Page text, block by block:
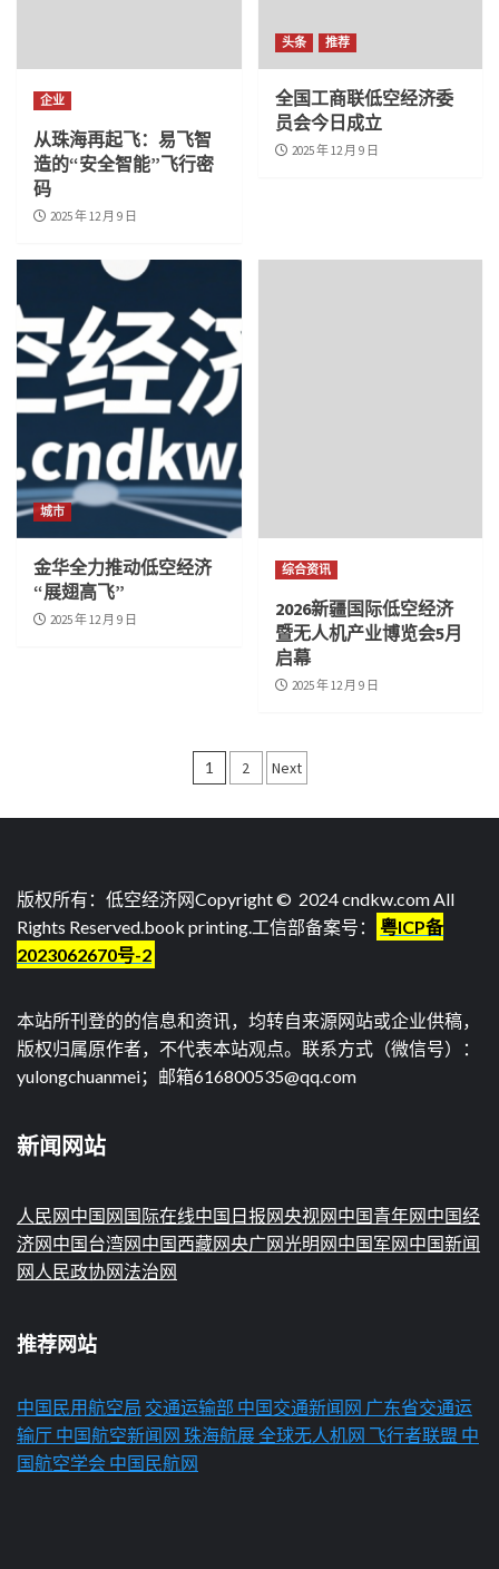
企业
从珠海再起飞：易飞智
造的“安全智能”飞行密
码
2025 年 12 月 9 日
头条 推荐
全国工商联低空经济委
员会今日成立
2025 年 12 月 9 日
城市
金华全力推动低空经济
“展翅高飞”
2025 年 12 月 9 日
综合资讯
2026新疆国际低空经济
暨无人机产业博览会5月
启幕
2025 年 12 月 9 日
文
1 2 Next
版权所有：低空经济网Copyright © 2024 cndkw.com All
Rights Reserved.book printing.工信部备案号：
粤ICP备
2023062670号-2
本站所刊登的的信息和资讯，均转自来源网站或企业供稿，
版权归属原作者，不代表本站观点。联系方式（微信号）：
yulongchuanmei；邮箱616800535@qq.com
新闻网站
人民网中国网 国际在线中国日报网央视网中国青年网中国经
济网中国台湾网中国西藏网央广网光明网中国军网中国新闻
网 人民政协网法治网
推荐网站
中国民用航空局 交通运输部 中国交通新闻网 广东省交通运
输厅 中国航空新闻网 珠海航展全球无人机网 飞行者联盟 中
国航空学会 中国民航网